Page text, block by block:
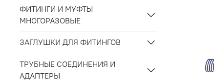
ФИТИНГИ И МУФТЫ
МНОГОРАЗОВЫЕ
ЗАГЛУШКИ ДЛЯ ФИТИНГОВ
ТРУБНЫЕ СОЕДИНЕНИЯ И
АДАПТЕРЫ